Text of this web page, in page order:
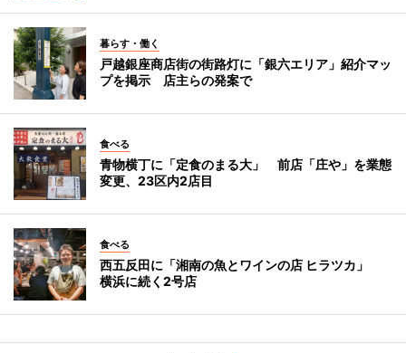
暮らす・働く
戸越銀座商店街の街路灯に「銀六エリア」紹介マッ
プを掲示 店主らの発案で
食べる
青物横丁に「定食のまる大」 前店「庄や」を業態
変更、23区内2店目
食べる
西五反田に「湘南の魚とワインの店 ヒラツカ」
横浜に続く2号店